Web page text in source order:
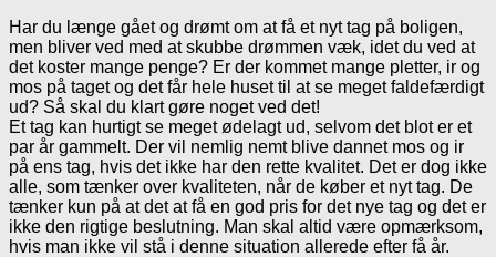
Har du længe gået og drømt om at få et nyt tag på boligen,
men bliver ved med at skubbe drømmen væk, idet du ved at
det koster mange penge? Er der kommet mange pletter, ir og
mos på taget og det får hele huset til at se meget faldefærdigt
ud? Så skal du klart gøre noget ved det!
Et tag kan hurtigt se meget ødelagt ud, selvom det blot er et
par år gammelt. Der vil nemlig nemt blive dannet mos og ir
på ens tag, hvis det ikke har den rette kvalitet. Det er dog ikke
alle, som tænker over kvaliteten, når de køber et nyt tag. De
tænker kun på at det at få en god pris for det nye tag og det er
ikke den rigtige beslutning. Man skal altid være opmærksom,
hvis man ikke vil stå i denne situation allerede efter få år.